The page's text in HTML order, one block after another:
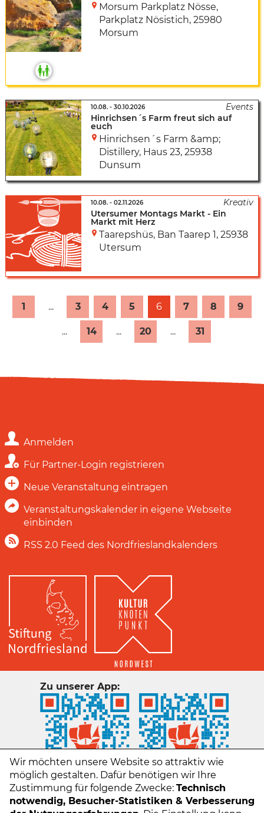
Morsum Parkplatz Nösse,
Parkplatz Nösistich, 25980
Morsum
10.08. - 30.10.2026
Hinrichsen´s Farm freut sich auf
euch
Hinrichsen´s Farm &amp;
Distillery, Haus 23, 25938
Dunsum
10.08. - 02.11.2026
Utersumer Montags Markt - Ein
Markt mit Herz
Taarepshüs, Ban Taarep 1, 25938
Utersum
1 ... 3 4 5 6 7 8 9
... 14 ... 20 ... 31
Anmelden
Für Partner-Login registrieren
Neue Veranstaltung eintragen
Veranstaltungskalender in eigene Webseite
einbinden
RSS 2.0 Feed des Nordfrieslandkalenders
Zu unserer App:
Wir möchten unsere Website so attraktiv wie
möglich gestalten. Dafür benötigen wir Ihre
Zustimmung für folgende Zwecke: Technisch
notwendig, Besucher-Statistiken & Verbesserung